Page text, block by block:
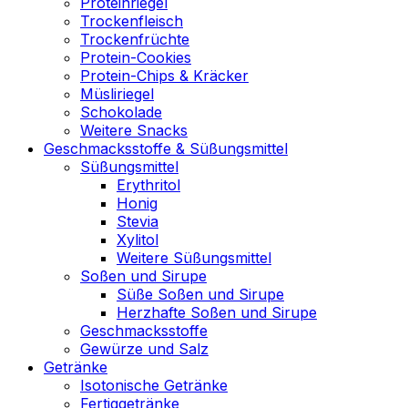
Trockenfleisch
Trockenfrüchte
Protein-Cookies
Protein-Chips & Kräcker
Müsliriegel
Schokolade
Weitere Snacks
Geschmacksstoffe & Süßungsmittel
Süßungsmittel
Erythritol
Honig
Stevia
Xylitol
Weitere Süßungsmittel
Soßen und Sirupe
Süße Soßen und Sirupe
Herzhafte Soßen und Sirupe
Geschmacksstoffe
Gewürze und Salz
Getränke
Isotonische Getränke
Fertiggetränke